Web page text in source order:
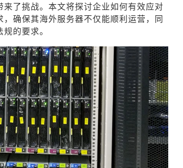
来了挑战。本文将探讨企业如何有效应对
，确保其海外服务器不仅能顺利运营，同
的要求。